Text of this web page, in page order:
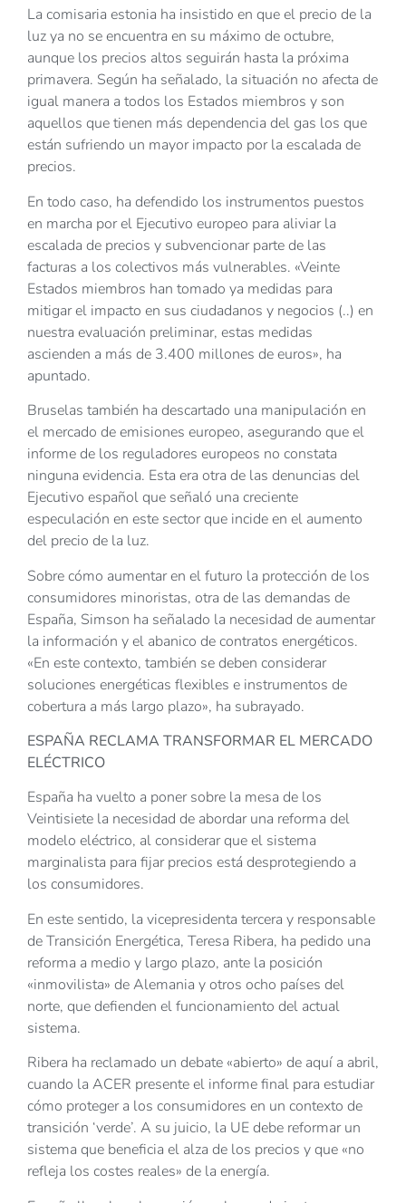
La comisaria estonia ha insistido en que el precio de la
luz ya no se encuentra en su máximo de octubre,
aunque los precios altos seguirán hasta la próxima
primavera. Según ha señalado, la situación no afecta de
igual manera a todos los Estados miembros y son
aquellos que tienen más dependencia del gas los que
están sufriendo un mayor impacto por la escalada de
precios.
En todo caso, ha defendido los instrumentos puestos
en marcha por el Ejecutivo europeo para aliviar la
escalada de precios y subvencionar parte de las
facturas a los colectivos más vulnerables. «Veinte
Estados miembros han tomado ya medidas para
mitigar el impacto en sus ciudadanos y negocios (..) en
nuestra evaluación preliminar, estas medidas
ascienden a más de 3.400 millones de euros», ha
apuntado.
Bruselas también ha descartado una manipulación en
el mercado de emisiones europeo, asegurando que el
informe de los reguladores europeos no constata
ninguna evidencia. Esta era otra de las denuncias del
Ejecutivo español que señaló una creciente
especulación en este sector que incide en el aumento
del precio de la luz.
Sobre cómo aumentar en el futuro la protección de los
consumidores minoristas, otra de las demandas de
España, Simson ha señalado la necesidad de aumentar
la información y el abanico de contratos energéticos.
«En este contexto, también se deben considerar
soluciones energéticas flexibles e instrumentos de
cobertura a más largo plazo», ha subrayado.
ESPAÑA RECLAMA TRANSFORMAR EL MERCADO
ELÉCTRICO
España ha vuelto a poner sobre la mesa de los
Veintisiete la necesidad de abordar una reforma del
modelo eléctrico, al considerar que el sistema
marginalista para fijar precios está desprotegiendo a
los consumidores.
En este sentido, la vicepresidenta tercera y responsable
de Transición Energética, Teresa Ribera, ha pedido una
reforma a medio y largo plazo, ante la posición
«inmovilista» de Alemania y otros ocho países del
norte, que defienden el funcionamiento del actual
sistema.
Ribera ha reclamado un debate «abierto» de aquí a abril,
cuando la ACER presente el informe final para estudiar
cómo proteger a los consumidores en un contexto de
transición ‘verde’. A su juicio, la UE debe reformar un
sistema que beneficia el alza de los precios y que «no
refleja los costes reales» de la energía.